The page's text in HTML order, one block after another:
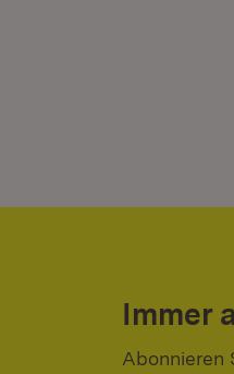
Immer
Abonnieren